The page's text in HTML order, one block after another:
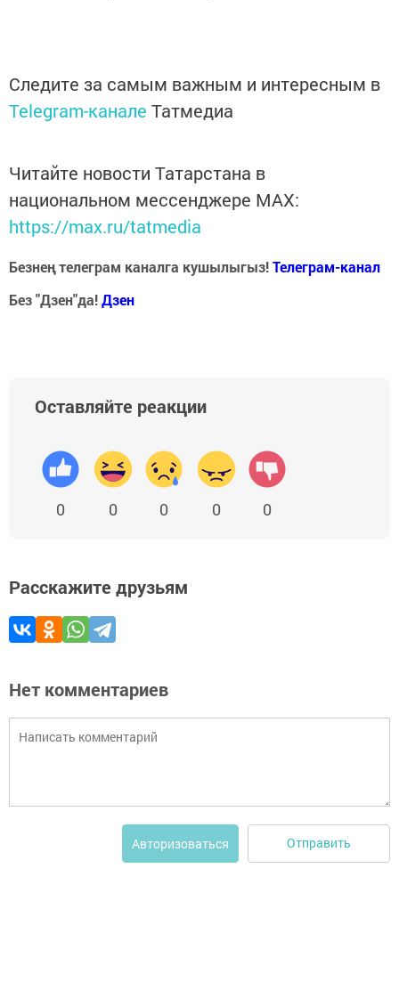
Следите за самым важным и интересным в
Telegram-канале Татмедиа
Читайте новости Татарстана в
национальном мессенджере MАХ:
https://max.ru/tatmedia
Безнең телеграм каналга кушылыгыз!Телеграм-канал
Без "Дзен"да!Дзен
Оставляйте реакции
0 0 0 0 0
Расскажите друзьям
Нет комментариев
Авторизоваться Отправить